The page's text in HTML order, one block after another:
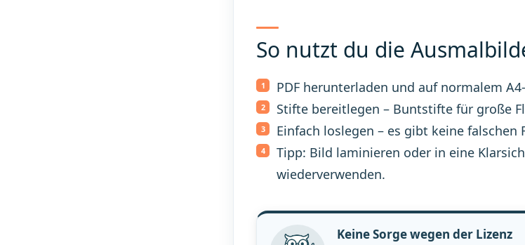
So nutzt du die
PDF herunterladen und auf normalem
Stifte bereitlegen – Buntstifte für große
Einfach loslegen – es gibt keine falschen
Tipp: Bild laminieren oder in eine
wiederverwenden.
Keine Sorge wegen der Lizenz